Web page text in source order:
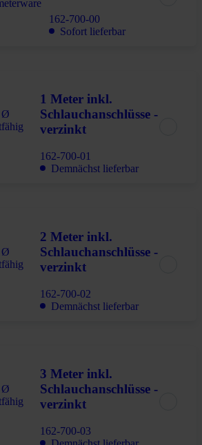
162-700-00
Sofort lieferbar
1 Meter inkl.
Schlauchanschlüsse -
verzinkt
162-700-01
Demnächst lieferbar
2 Meter inkl.
Schlauchanschlüsse -
verzinkt
162-700-02
Demnächst lieferbar
3 Meter inkl.
Schlauchanschlüsse -
verzinkt
162-700-03